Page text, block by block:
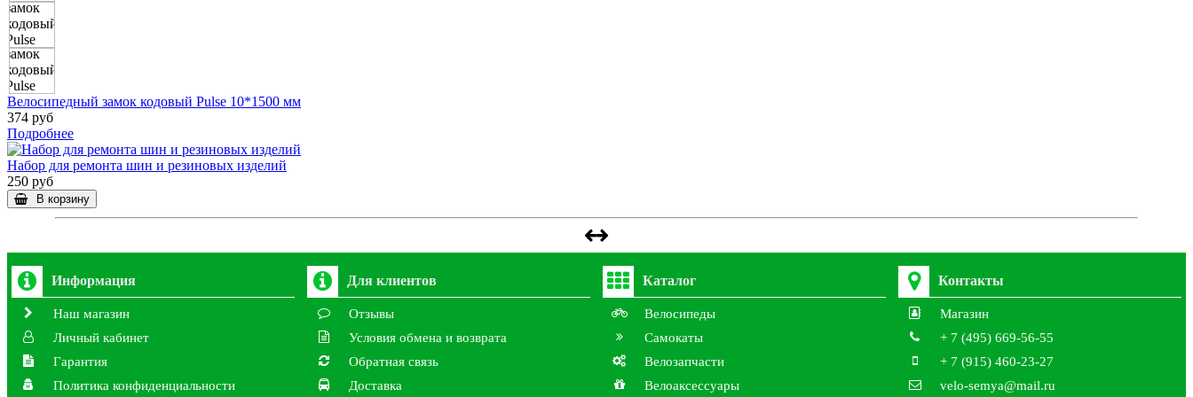
Велосипедный замок кодовый Pulse 10*1500 мм
374 руб
Подробнее
Набор для ремонта шин и резиновых изделий
250 руб
В корзину
Информация
Наш магазин
Личный кабинет
Гарантия
Политика конфиденциальности
Для клиентов
Отзывы
Условия обмена и возврата
Обратная связь
Доставка
Каталог
Велосипеды
Самокаты
Велозапчасти
Велоаксессуары
Контакты
Магазин
+ 7 (495) 669-56-55
+ 7 (915) 460-23-27
velo-semya@mail.ru